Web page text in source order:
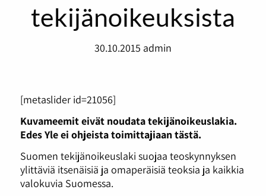
tekijänoikeuksista
30.10.2015 admin
[metaslider id=21056]
Kuvameemit eivät noudata tekijänoikeuslakia.
Edes Yle ei ohjeista toimittajiaan tästä.
Suomen tekijänoikeuslaki suojaa teoskynnyksen
ylittäviä itsenäisiä ja omaperäisiä teoksia ja kaikkia
valokuvia Suomessa.